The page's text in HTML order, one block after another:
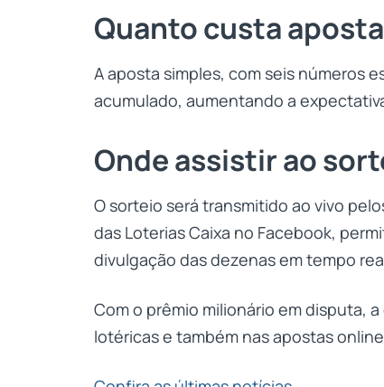
Quanto custa
A aposta simples, com seis números
acumulado, aumentando a
Onde assistir ao
O sorteio será transmitido ao vivo
das Loterias Caixa no Facebook,
divulgação das dezenas em tempo
Com o prêmio milionário em disputa,
lotéricas e também nas apostas